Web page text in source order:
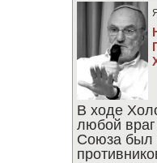
В ходе
любой враг
Союза был